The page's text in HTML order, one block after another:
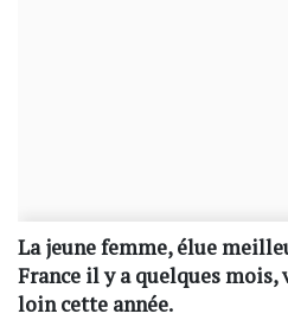
La jeune femme, élue
France il y a quelques
loin cette année.